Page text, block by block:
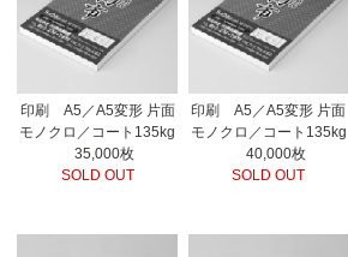
印刷 A5／A5変形 片面
モノクロ／コート135kg
35,000枚
SOLD OUT
印刷 A5／A5変形 片面
モノクロ／コート135kg
40,000枚
SOLD OUT